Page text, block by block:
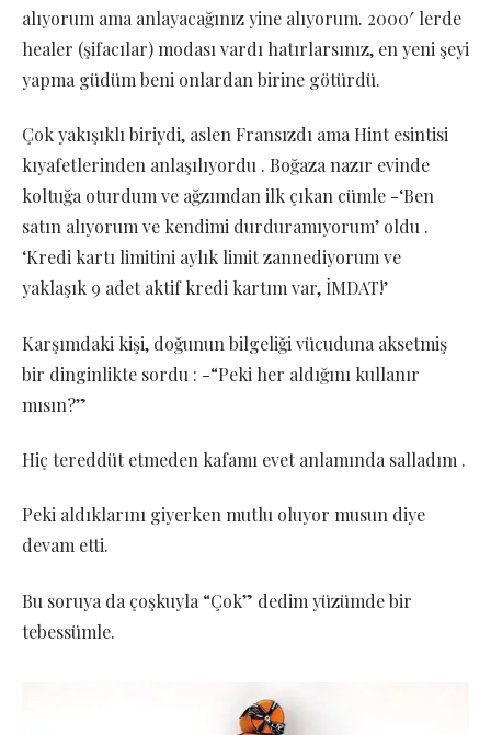
alıyorum ama anlayacağınız yine alıyorum. 2000′ lerde
healer (şifacılar) modası vardı hatırlarsınız, en yeni şeyi
yapma güdüm beni onlardan birine götürdü.
Çok yakışıklı biriydi, aslen Fransızdı ama Hint esintisi
kıyafetlerinden anlaşılıyordu . Boğaza nazır evinde
koltuğa oturdum ve ağzımdan ilk çıkan cümle -‘Ben
satın alıyorum ve kendimi durduramıyorum’ oldu .
‘Kredi kartı limitini aylık limit zannediyorum ve
yaklaşık 9 adet aktif kredi kartım var, İMDAT!’
Karşımdaki kişi, doğunun bilgeliği vücuduna aksetmiş
bir dinginlikte sordu : -“Peki her aldığını kullanır
mısın?”
Hiç tereddüt etmeden kafamı evet anlamında salladım .
Peki aldıklarını giyerken mutlu oluyor musun diye
devam etti.
Bu soruya da çoşkuyla “Çok” dedim yüzümde bir
tebessümle.